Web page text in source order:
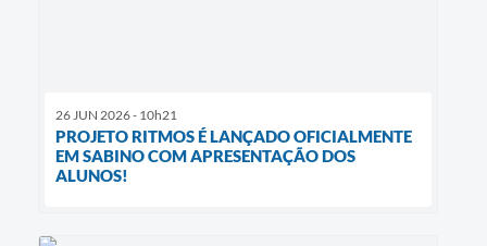
26 JUN 2026 - 10h21
PROJETO RITMOS É LANÇADO OFICIALMENTE
EM SABINO COM APRESENTAÇÃO DOS
ALUNOS!